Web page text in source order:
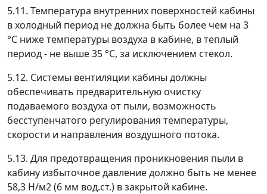
5.11. Температура внутренних поверхностей кабины
в холодный период не должна быть более чем на 3
°С ниже температуры воздуха в кабине, в теплый
период - не выше 35 °С, за исключением стекол.
5.12. Системы вентиляции кабины должны
обеспечивать предварительную очистку
подаваемого воздуха от пыли, возможность
бесступенчатого регулирования температуры,
скорости и направления воздушного потока.
5.13. Для предотвращения проникновения пыли в
кабину избыточное давление должно быть не менее
58,3 Н/м2(6 мм вод.ст.) в закрытой кабине.